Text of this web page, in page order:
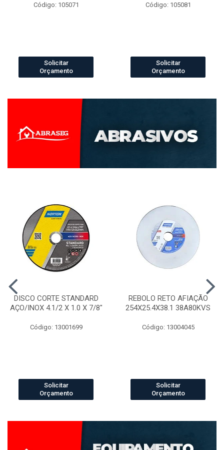
Código: 105071
Solicitar
Orçamento
Código: 105081
Solicitar
Orçamento
DISCO CORTE STANDARD
AÇO/INOX 4.1/2 X 1.0 X 7/8"
Código: 13001699
Solicitar
Orçamento
REBOLO RETO AFIAÇÃO
254X25.4X38.1 38A80KVS
Código: 13004045
Solicitar
Orçamento